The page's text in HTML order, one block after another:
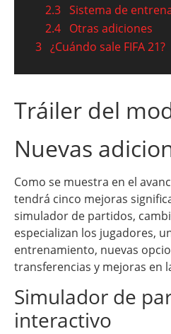
2.3 Sistema de
2.4 Otras adiciones
3 ¿Cuándo sale FIFA 21?
Tráiler del
Nuevas
Como se muestra en el
tendrá cinco mejoras
simulador de partidos,
especializan los jugadores,
entrenamiento, nuevas
transferencias y mejoras en
Simulador de
interactivo